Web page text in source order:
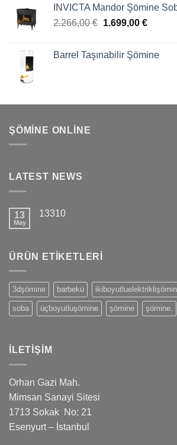
INVICTA Mandor Şömine
2.266,00€ 1.699,00 €
Barrel Taşınabilir Şömine
ŞÖMINE ONLINE
LATEST NEWS
13
May
13310
ÜRÜN ETIKETLERI
3dşömine barbekü
soba üçboyutluşömine şömine şömine.
İLETIŞIM
Orhan Gazi Mah.
Mimsan Sanayi Sitesi
1713 Sokak No: 21
Esenyurt – İstanbul